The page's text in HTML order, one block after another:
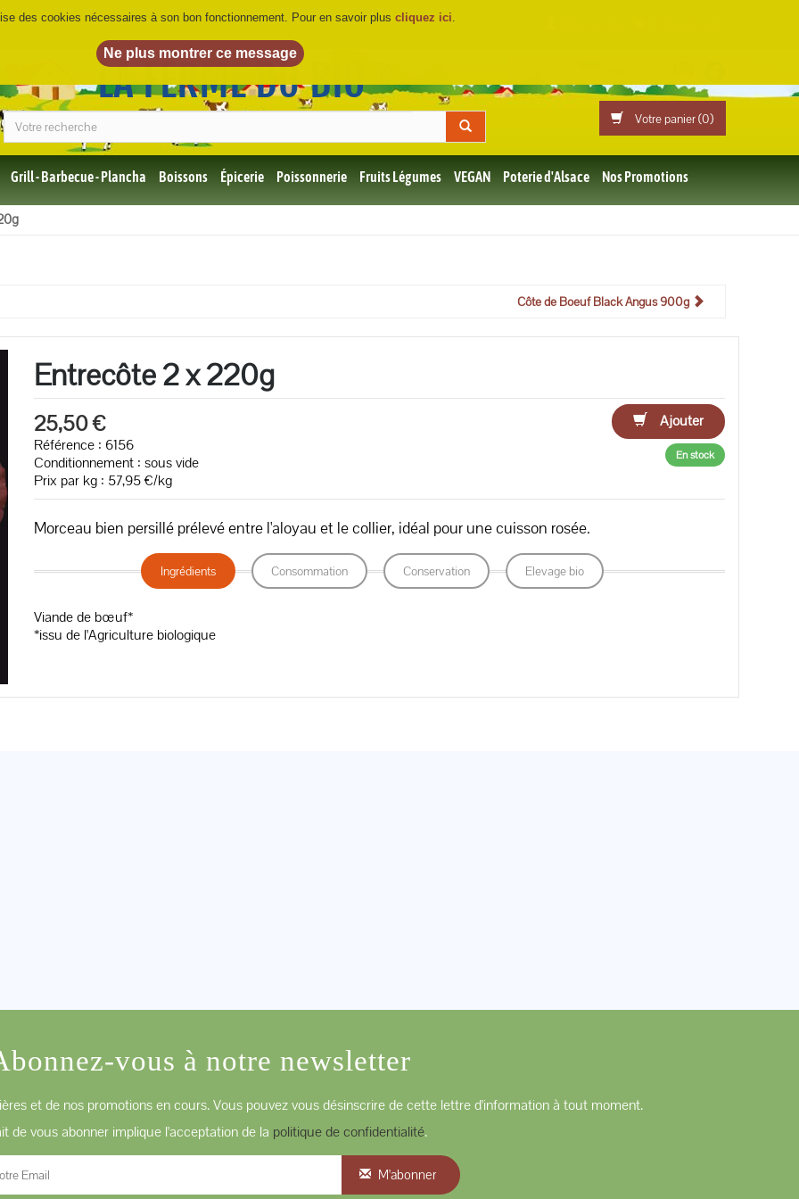
LA FERME DU BIO
Votre panier (0)
Grill - Barbecue - Plancha Boissons Épicerie Poissonnerie Fruits Légumes VEGAN Poterie d'Alsace Nos Promotions
Côte de Boeuf Black Angus 900g
Entrecôte 2 x 220g
25,50 €
Ajouter
Référence : 6156
Conditionnement : sous vide
Prix par kg : 57,95 €/kg
En stock
Morceau bien persillé prélevé entre l'aloyau et le collier, idéal pour une cuisson rosée.
Ingrédients Consommation Conservation Elevage bio
Viande de bœuf*
*issu de l'Agriculture biologique
vous à notre newsletter
et de nos promotions en cours. Vous pouvez vous désinscrire de cette lettre d'information à tout moment.
de vous abonner implique l'acceptation de la politique de confidentialité.
M'abonner
des cookies nécessaires à son bon fonctionnement. Pour en savoir plus cliquez ici.